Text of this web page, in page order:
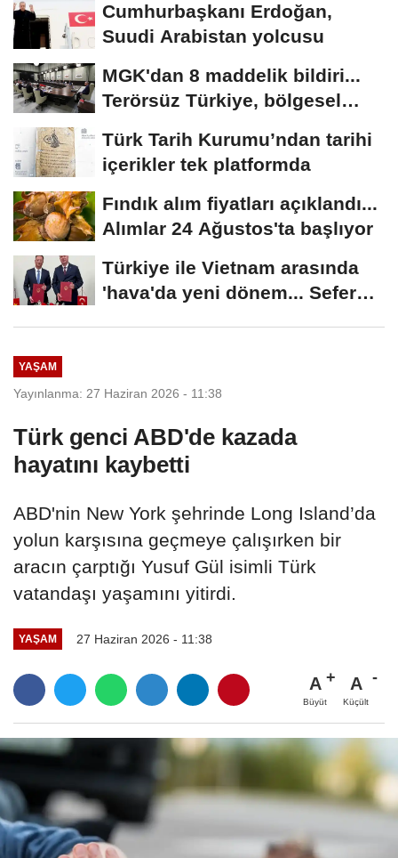
Cumhurbaşkanı Erdoğan,
Suudi Arabistan yolcusu
MGK'dan 8 maddelik bildiri...
Terörsüz Türkiye, bölgesel
Türk Tarih Kurumu’ndan tarihi
içerikler tek platformda
Fındık alım fiyatları açıklandı...
Alımlar 24 Ağustos'ta başlıyor
Türkiye ile Vietnam arasında
'hava'da yeni dönem... Sefer
YAŞAM
Yayınlanma: 27 Haziran 2026 - 11:38
Türk genci ABD'de kazada
hayatını kaybetti
ABD'nin New York şehrinde Long Island’da
yolun karşısına geçmeye çalışırken bir
aracın çarptığı Yusuf Gül isimli Türk
vatandaşı yaşamını yitirdi.
YAŞAM 27 Haziran 2026 - 11:38
A
Büyüt
A
Küçült